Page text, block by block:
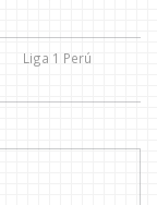
Liga 1 Perú